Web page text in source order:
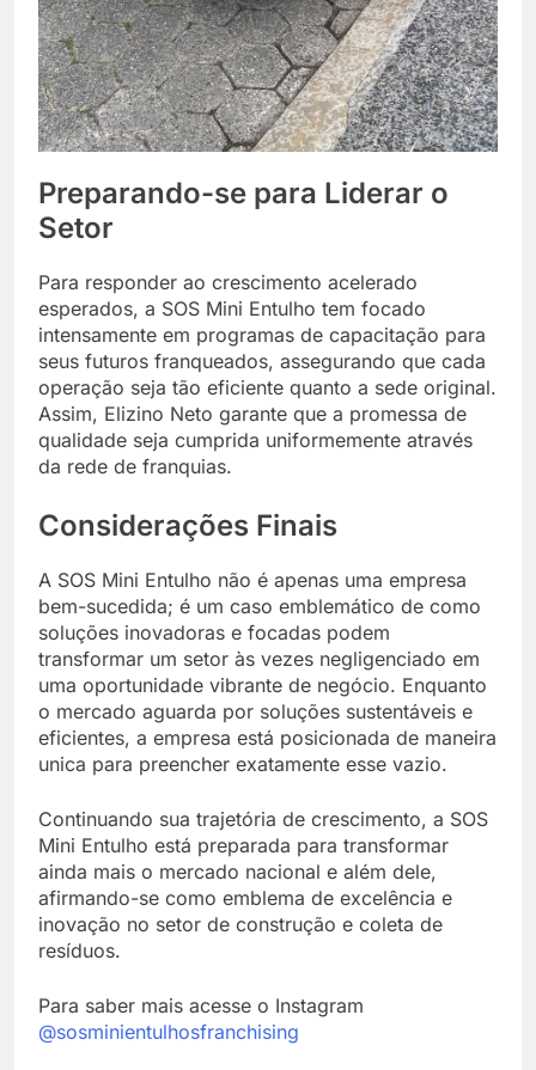
Preparando-se para Liderar o
Setor
Para responder ao crescimento acelerado
esperados, a SOS Mini Entulho tem focado
intensamente em programas de capacitação para
seus futuros franqueados, assegurando que cada
operação seja tão eficiente quanto a sede original.
Assim, Elizino Neto garante que a promessa de
qualidade seja cumprida uniformemente através
da rede de franquias.
Considerações Finais
A SOS Mini Entulho não é apenas uma empresa
bem-sucedida; é um caso emblemático de como
soluções inovadoras e focadas podem
transformar um setor às vezes negligenciado em
uma oportunidade vibrante de negócio. Enquanto
o mercado aguarda por soluções sustentáveis e
eficientes, a empresa está posicionada de maneira
unica para preencher exatamente esse vazio.
Continuando sua trajetória de crescimento, a SOS
Mini Entulho está preparada para transformar
ainda mais o mercado nacional e além dele,
afirmando-se como emblema de excelência e
inovação no setor de construção e coleta de
resíduos.
Para saber mais acesse o Instagram
@sosminientulhosfranchising